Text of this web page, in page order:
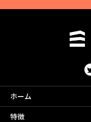
ホーム
特徴